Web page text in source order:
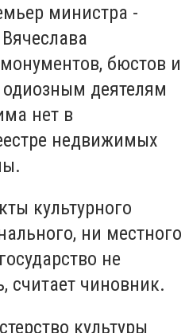
министра -
бюстов и
деятелям
нет в
недвижимых
культурного
ни местного
не
считает чиновник.
культуры